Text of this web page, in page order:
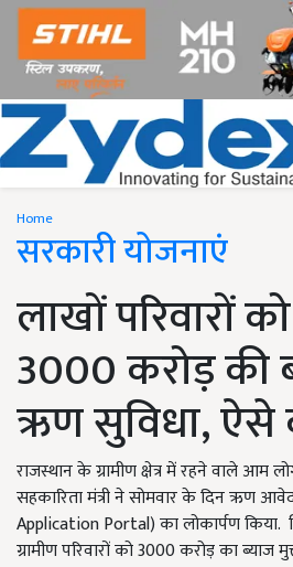
Home
सरकारी योजनाएं
लाखों परिवारों
3000 करोड़ की
ऋण सुविधा,
राजस्थान के ग्रामीण क्षेत्र में रहने वाले आम
सहकारिता मंत्री ने सोमवार के दिन ऋण
Application Portal) का लोकार्पण
ग्रामीण परिवारों को 3000 करोड़ का ब्याज